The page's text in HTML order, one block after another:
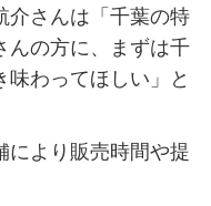
さんは「千葉の特
んの方に、まずは千
わってほしい」と
より販売時間や提